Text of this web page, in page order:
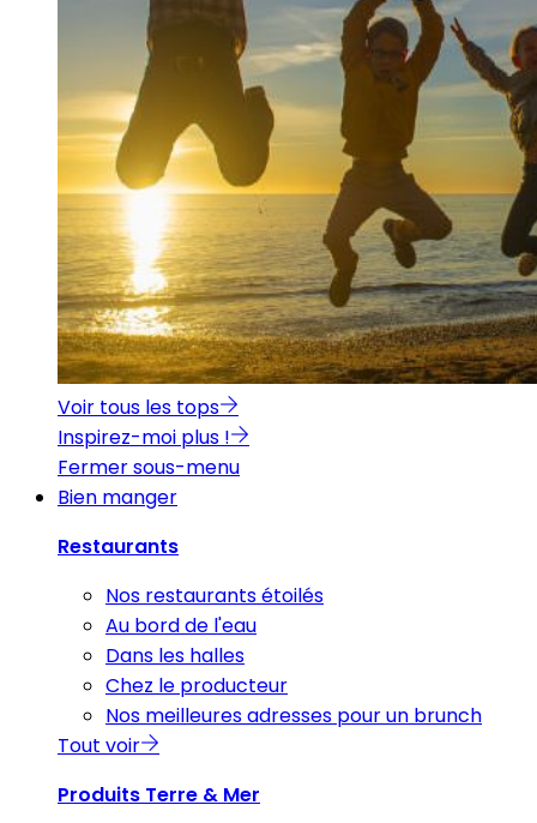
Voir tous les tops
Inspirez-moi plus !
Fermer sous-menu
Bien manger
Restaurants
Nos restaurants étoilés
Au bord de l'eau
Dans les halles
Chez le producteur
Nos meilleures adresses pour un brunch
Tout voir
Produits Terre & Mer